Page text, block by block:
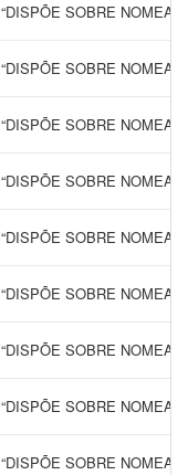
“DISPÕE SOBRE
“DISPÕE SOBRE
“DISPÕE SOBRE
“DISPÕE SOBRE
“DISPÕE SOBRE
“DISPÕE SOBRE
“DISPÕE SOBRE
“DISPÕE SOBRE
“DISPÕE SOBRE